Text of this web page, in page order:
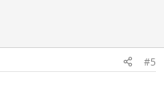
#5